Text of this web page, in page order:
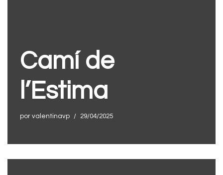
Camí de
l’Estima
por valentinavp 29/04/2025